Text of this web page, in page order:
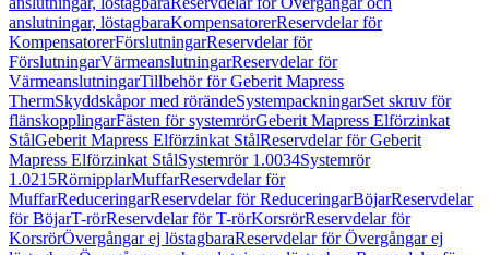
anslutningar, löstagbaraKompensatorerReservdelar för
KompensatorerFörslutningarReservdelar för
FörslutningarVärmeanslutningarReservdelar för
VärmeanslutningarTillbehör för Geberit Mapress
ThermSkyddskåpor med rörändeSystempackningarSet skruv för
flänskopplingarFästen för systemrörGeberit Mapress Elförzinkat
StålGeberit Mapress Elförzinkat StålReservdelar för Geberit
Mapress Elförzinkat StålSystemrör 1.0034Systemrör
1.0215RörnipplarMuffarReservdelar för
MuffarReduceringarReservdelar för ReduceringarBöjarReservdelar
för BöjarT-rörReservdelar för T-rörKorsrörReservdelar för
KorsrörÖvergångar ej löstagbaraReservdelar för Övergångar ej